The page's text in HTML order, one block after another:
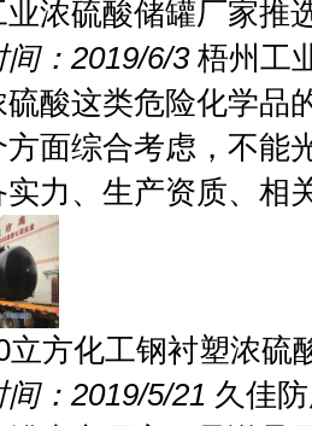
业浓硫酸储罐厂家推
间：2019/6/3 梧州工
硫酸这类危险化学品
方面综合考虑，不能
实力、生产资质、相
立方化工钢衬塑浓硫
：2019/5/21 久佳